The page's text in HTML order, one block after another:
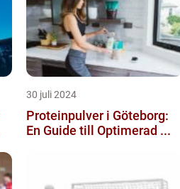
30 juli 2024
Proteinpulver i Göteborg:
En Guide till Optimerad ...